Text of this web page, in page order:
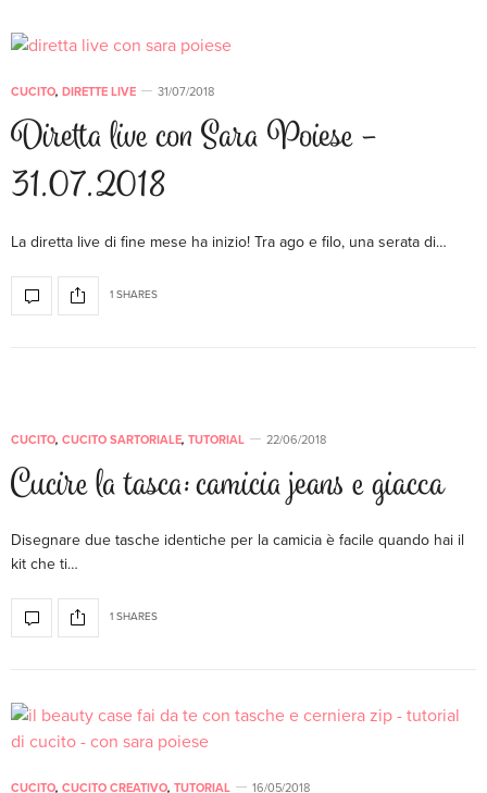
CUCITO, DIRETTE LIVE 31/07/2018
Diretta live con Sara Poiese –
31.07.2018
La diretta live di fine mese ha inizio! Tra ago e filo, una serata di…
1 SHARES
CUCITO, CUCITO SARTORIALE, TUTORIAL 22/06/2018
Cucire la tasca: camicia jeans e giacca
Disegnare due tasche identiche per la camicia è facile quando hai il
kit che ti…
1 SHARES
CUCITO, CUCITO CREATIVO, TUTORIAL 16/05/2018